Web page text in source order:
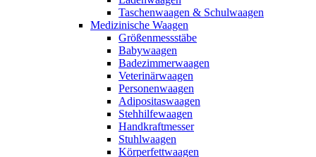
Taschenwaagen & Schulwaagen
Medizinische Waagen
Größenmessstäbe
Babywaagen
Badezimmerwaagen
Veterinärwaagen
Personenwaagen
Adipositaswaagen
Stehhilfewaagen
Handkraftmesser
Stuhlwaagen
Körperfettwaagen